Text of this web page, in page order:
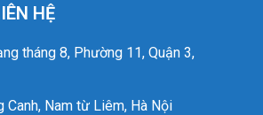
HỆ
tháng 8, Phường 11, Quận 3,
Nam từ Liêm, Hà Nội